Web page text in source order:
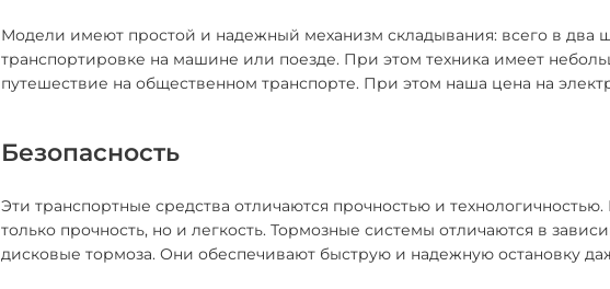
Модели имеют простой и надежный механизм складывания: всего в два
транспортировке на машине или поезде. При этом техника имеет
путешествие на общественном транспорте. При этом наша цена на
Безопасность
Эти транспортные средства отличаются прочностью и
только прочность, но и легкость. Тормозные системы отличаются в
дисковые тормоза. Они обеспечивают быструю и надежную остановку